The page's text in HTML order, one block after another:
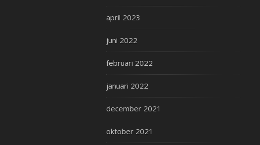
april 2023
juni 2022
februari 2022
januari 2022
december 2021
oktober 2021